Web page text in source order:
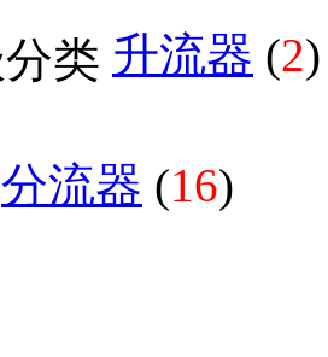
升流器 (2)
分流器 (16)